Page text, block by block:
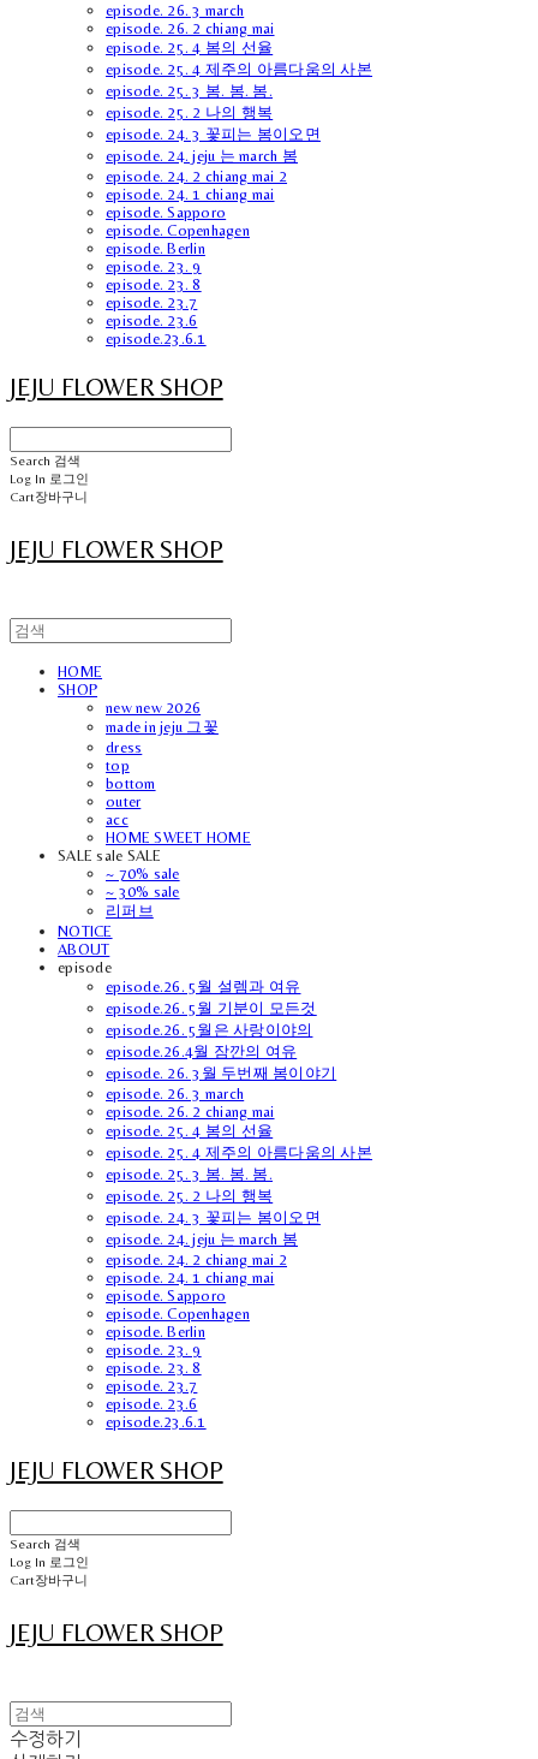
episode. 26. 3 march
episode. 26. 2 chiang mai
episode. 25. 4 봄의 선율
episode. 25. 4 제주의 아름다움의 사본
episode. 25. 3 봄. 봄. 봄.
episode. 25. 2 나의 행복
episode. 24. 3 꽃피는 봄이오면
episode. 24. jeju 는 march 봄
episode. 24. 2 chiang mai 2
episode. 24. 1 chiang mai
episode. Sapporo
episode. Copenhagen
episode. Berlin
episode. 23. 9
episode. 23. 8
episode. 23.7
episode. 23.6
episode.23.6.1
JEJU FLOWER SHOP
Search 검색
Log In 로그인
Cart장바구니
JEJU FLOWER SHOP
HOME
SHOP
new new 2026
made in jeju 그꽃
dress
top
bottom
outer
acc
HOME SWEET HOME
SALE sale SALE
~ 70% sale
~ 30% sale
리퍼브
NOTICE
ABOUT
episode
episode.26. 5월 설렘과 여유
episode.26. 5월 기분이 모든것
episode.26. 5월은 사랑이야의
episode.26.4월 잠깐의 여유
episode. 26. 3월 두번째 봄이야기
episode. 26. 3 march
episode. 26. 2 chiang mai
episode. 25. 4 봄의 선율
episode. 25. 4 제주의 아름다움의 사본
episode. 25. 3 봄. 봄. 봄.
episode. 25. 2 나의 행복
episode. 24. 3 꽃피는 봄이오면
episode. 24. jeju 는 march 봄
episode. 24. 2 chiang mai 2
episode. 24. 1 chiang mai
episode. Sapporo
episode. Copenhagen
episode. Berlin
episode. 23. 9
episode. 23. 8
episode. 23.7
episode. 23.6
episode.23.6.1
JEJU FLOWER SHOP
Search 검색
Log In 로그인
Cart장바구니
JEJU FLOWER SHOP
수정하기